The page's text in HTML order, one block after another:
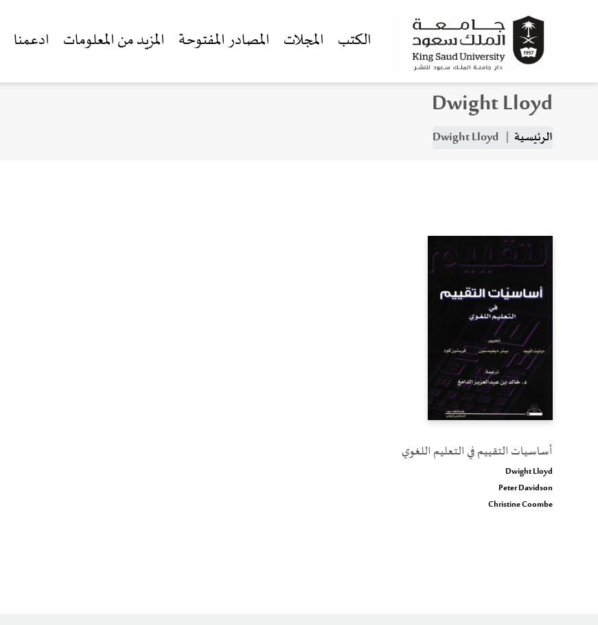
تجاوز إلى المحتوى الرئيسي
الكتب المجلات المصادر المفتوحة المزيد من المعلومات ادعمنا
Dwight Lloyd
مسار التنقل
الرئيسية
أساسيات التقييم في التعليم اللغوي
Dwight Lloyd
Peter Davidson
Christine Coombe